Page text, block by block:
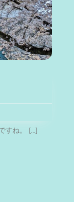
すね。 […]